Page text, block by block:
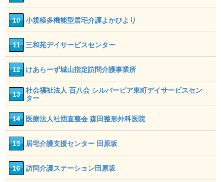
10 小規模多機能型居宅介護よかひより
11 三和苑デイサービスセンター
12 けあらーず城山指定訪問介護事業所
13
社会福祉法人 百八会 シルバーピア東町デイサービスセン
ター
14 医療法人社団直整会 森田整形外科医院
15 居宅介護支援センター 田原坂
16 訪問介護ステーション田原坂